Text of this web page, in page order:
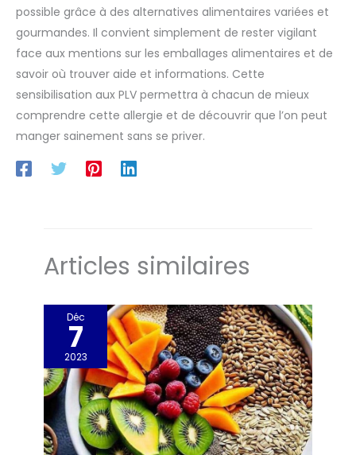
possible grâce à des alternatives alimentaires variées et
gourmandes. Il convient simplement de rester vigilant
face aux mentions sur les emballages alimentaires et de
savoir où trouver aide et informations. Cette
sensibilisation aux PLV permettra à chacun de mieux
comprendre cette allergie et de découvrir que l’on peut
manger sainement sans se priver.
Articles similaires
Déc
7
2023